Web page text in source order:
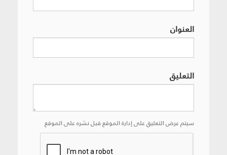
العنوان
التعليق
سيتم عرض التعليق على إدارة الموقع قبل نشره على الموقع